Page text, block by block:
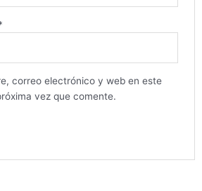
correo electrónico y web en este
vez que comente.